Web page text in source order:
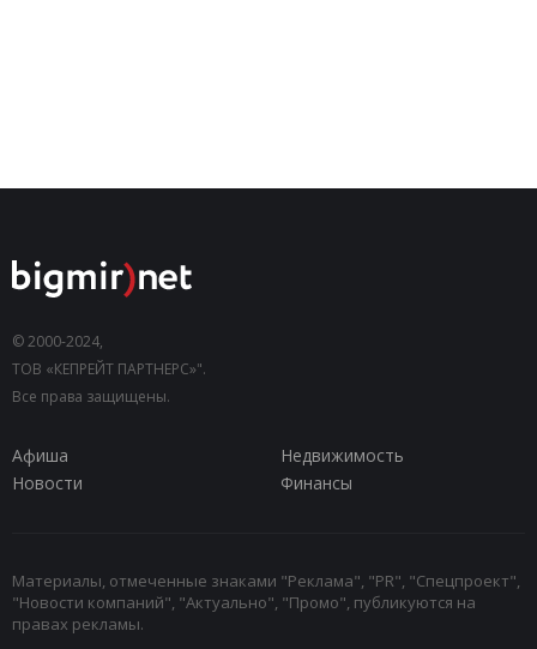
© 2000-2024,
ТОВ «КЕПРЕЙТ ПАРТНЕРС»".
Все права защищены.
Афиша
Недвижимость
Новости
Финансы
Материалы, отмеченные знаками "Реклама", "PR", "Спецпроект",
"Новости компаний", "Актуально", "Промо", публикуются на
правах рекламы.